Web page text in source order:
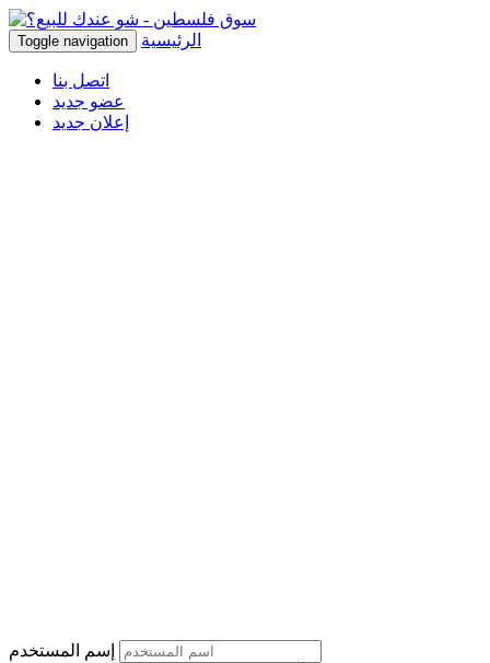
Toggle navigation الرئيسية
اتصل بنا
عضو جديد
إعلان جديد
إسم المستخدم